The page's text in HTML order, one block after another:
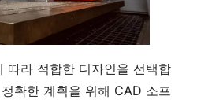
따라 적합한 디자인을 선택합
확한 계획을 위해 CAD 소프